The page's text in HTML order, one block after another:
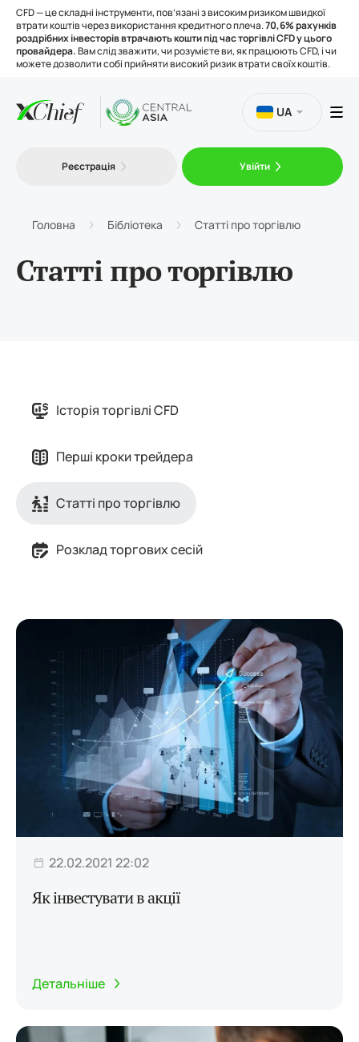
CFD — це складні інструменти, пов’язані з високим ризиком швидкої
втрати коштів через використання кредитного плеча.70,6% рахунків
роздрібних інвесторів втрачають кошти під час торгівлі CFD у цього
провайдера.Вам слід зважити, чи розумієте ви, як працюють CFD, і чи
можете дозволити собі прийняти високий ризик втрати своїх коштів.
Торгівля
Інструменти
UA
Реєстрація Увійти
Головна Бібліотека Статті про торгівлю
Статті про торгівлю
Історія торгівлі CFD
Перші кроки трейдера
Статті про торгівлю
Розклад торгових сесій
22.02.2021 22:02
Як інвестувати в акції
Детальніше